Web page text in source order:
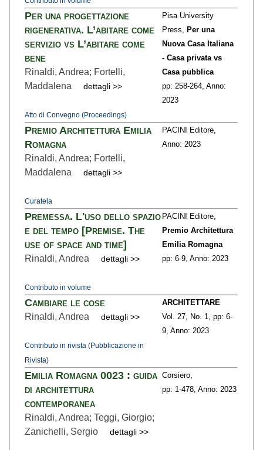
Per una progettazione
rigenerativa. L’abitare come
servizio vs L’abitare come
bene
Rinaldi, Andrea; Fortelli,
Maddalena
dettagli >>
Atto di Convegno (Proceedings)
Pisa University
Press, Per una
Nuova Casa Italiana
- Casa privata vs
Casa pubblica
pp: 258-264, Anno:
2023
Premio Architettura Emilia
Romagna
Rinaldi, Andrea; Fortelli,
Maddalena
dettagli >>
Curatela
PACINI Editore,
Anno: 2023
Premessa. L'uso dello spazio
e del tempo [Premise. The
use of space and time]
Rinaldi, Andrea dettagli >>
Contributo in volume
PACINI Editore,
Premio Architettura
Emilia Romagna
pp: 6-9, Anno: 2023
Cambiare le cose
Rinaldi, Andrea dettagli >>
Contributo in rivista (Pubblicazione in
Rivista)
ARCHITETTARE
Vol. 27, No. 1, pp: 6-
9, Anno: 2023
Emilia Romagna 0023 : guida
di architettura
contemporanea
Rinaldi, Andrea; Teggi, Giorgio;
Zanichelli, Sergio
dettagli >>
Corsiero,
pp: 1-478, Anno: 2023